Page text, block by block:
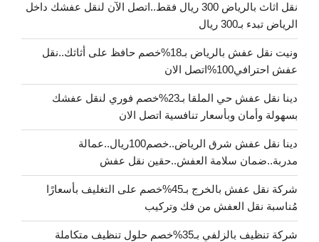
نقل اثاث بالرياض 300 ريال فقط..اتصل الآن لنقل عفشك داخل
الرياض تبدء بـ300 ريال
ونيت نقل عفش بالرياض بـ18%خصم حافظ على أثاثك..نقل
عفش احترافي100%اتصل الان
دينا نقل عفش حي الملقا بـ23%خصم فوري لنقل عفشك
بسهولة وأمان وبأسعار تنافسية اتصل الان
دينا نقل عفش شرق الرياض..خصم100ريال..عمالة
مدربة..ضمان سلامة العفش..حقين نقل عفش
شركة نقل عفش بالخرج بـ45%خصم على التغليف بأسعارًا
مُناسبة نقل العفش من فك وتركيب
شركة تنظيف بالزلفي بـ35%خصم حلول تنظيف متكاملة